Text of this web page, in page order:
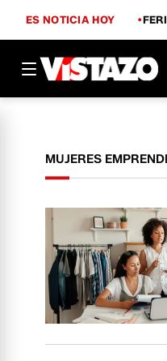
ES NOTICIA HOY
MUJERES